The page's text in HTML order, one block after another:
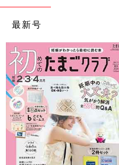
最新号